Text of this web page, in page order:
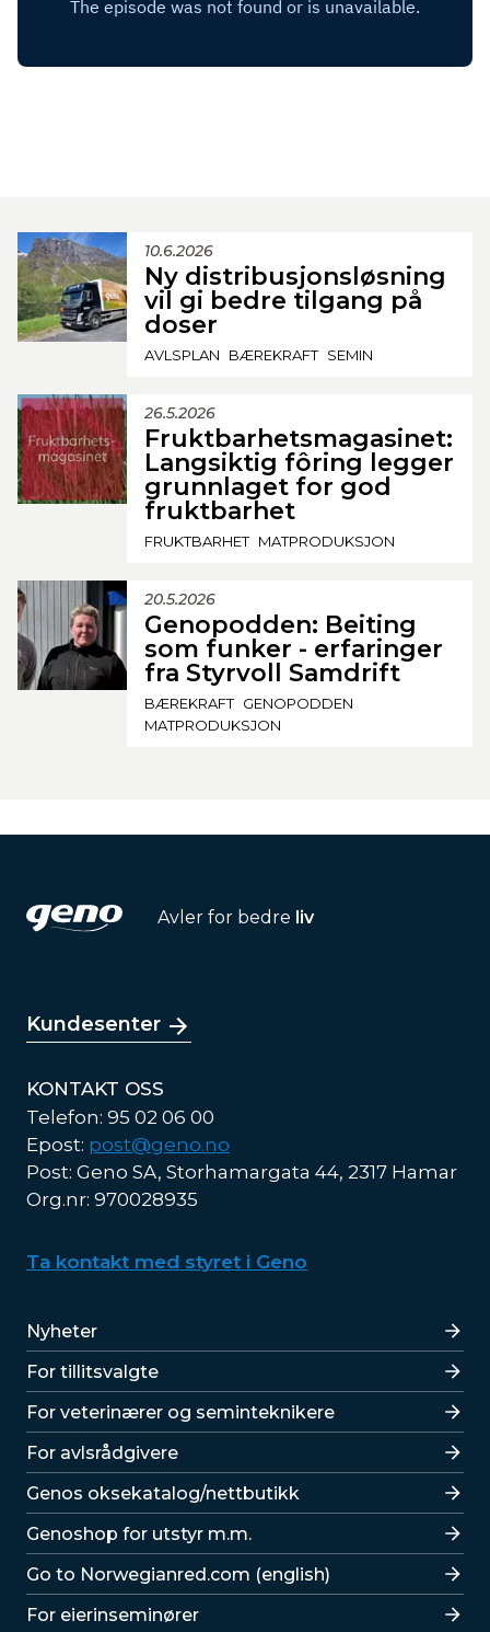
10.6.2026
Ny distribusjonsløsning
vil gi bedre tilgang på
doser
AVLSPLAN BÆREKRAFT SEMIN
26.5.2026
Fruktbarhetsmagasinet:
Langsiktig fôring legger
grunnlaget for god
fruktbarhet
FRUKTBARHET MATPRODUKSJON
20.5.2026
Genopodden: Beiting
som funker - erfaringer
fra Styrvoll Samdrift
BÆREKRAFT GENOPODDEN
MATPRODUKSJON
Avler for bedre liv
Kundesenter
KONTAKT OSS
Telefon: 95 02 06 00
Epost: post@geno.no
Post: Geno SA, Storhamargata 44, 2317 Hamar
Org.nr: 970028935
Ta kontakt med styret i Geno
Lenker
Nyheter
For tillitsvalgte
For veterinærer og seminteknikere
For avlsrådgivere
Lenker
Genos oksekatalog/nettbutikk
Genoshop for utstyr m.m.
Go to Norwegianred.com (english)
For eierinseminører